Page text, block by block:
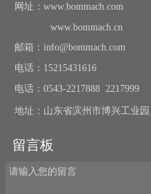
网址：www.bommach.com
www.bommach.cn
邮箱：info@bommach.com
电话：15215431616
电话：0543-2217888 2217999
地址：山东省滨州市博兴工
留言板